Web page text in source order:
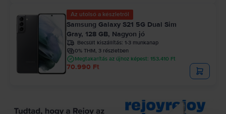
Az utolsó a készletről
Samsung Galaxy S21 5G Dual Sim
Gray, 128 GB, Nagyon jó
Becsült kiszállítás: 1-3 munkanap
0% THM, 3 részletben
Megtakarítás az újhoz képest: 153.410 Ft
70.990 Ft